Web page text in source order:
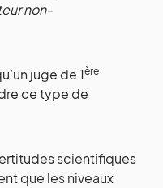
non-
juge de 1ère
ce type de
scientifiques
que les niveaux